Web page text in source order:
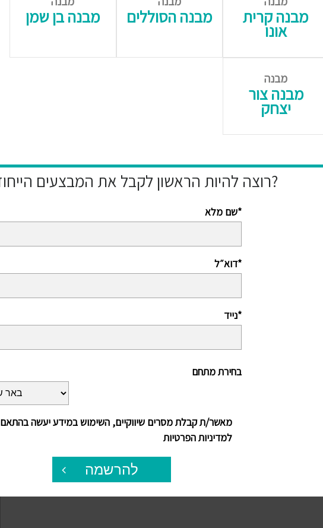
מבנה קרית
אונו
מבנה הסוללים מבנה בן שמן
מבנה
מבנה צור
יצחק
רוצה להיות הראשון לקבל את המבצעים הייחודיים שלנו?
שם מלא*
דוא״ל*
נייד*
בחירת מתחם
מאשר/ת קבלת מסרים שיווקיים, השימוש במידע יעשה בהתאם
למדיניות הפרטיות
להרשמה